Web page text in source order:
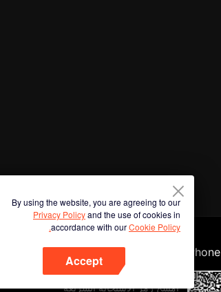
By using the website, you are agreeing to our
Privacy Policyand the use of cookies in
accordance with ourCookie Policy.
Accept
Phone
امسح رمز الاستجابة السريعة